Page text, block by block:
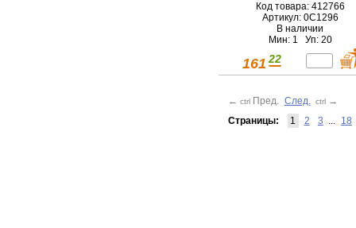
Код товара: 412766
Артикул: 0С1296
В наличии
Мин: 1 Уп: 20
161 22
← ctrl Пред. След. ctrl →
Страницы:
1 2 3 ... 18